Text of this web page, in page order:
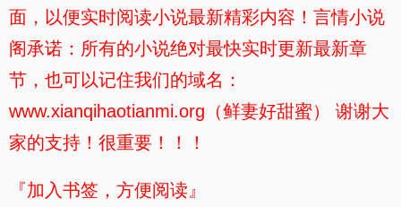
面，以便实时阅读小说最新精彩内容！言情小说
阁承诺：所有的小说绝对最快实时更新最新章
节，也可以记住我们的域名：
www.xianqihaotianmi.org（鲜妻好甜蜜） 谢谢大
家的支持！很重要！！！
『加入书签，方便阅读』